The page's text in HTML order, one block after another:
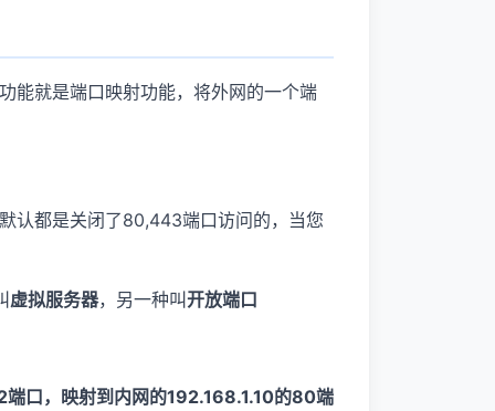
能就是端口映射功能，将外网的一个端
认都是关闭了80,443端口访问的，当您
虚拟服务器，另一种叫开放端口
端口，映射到内网的192.168.1.10的80端